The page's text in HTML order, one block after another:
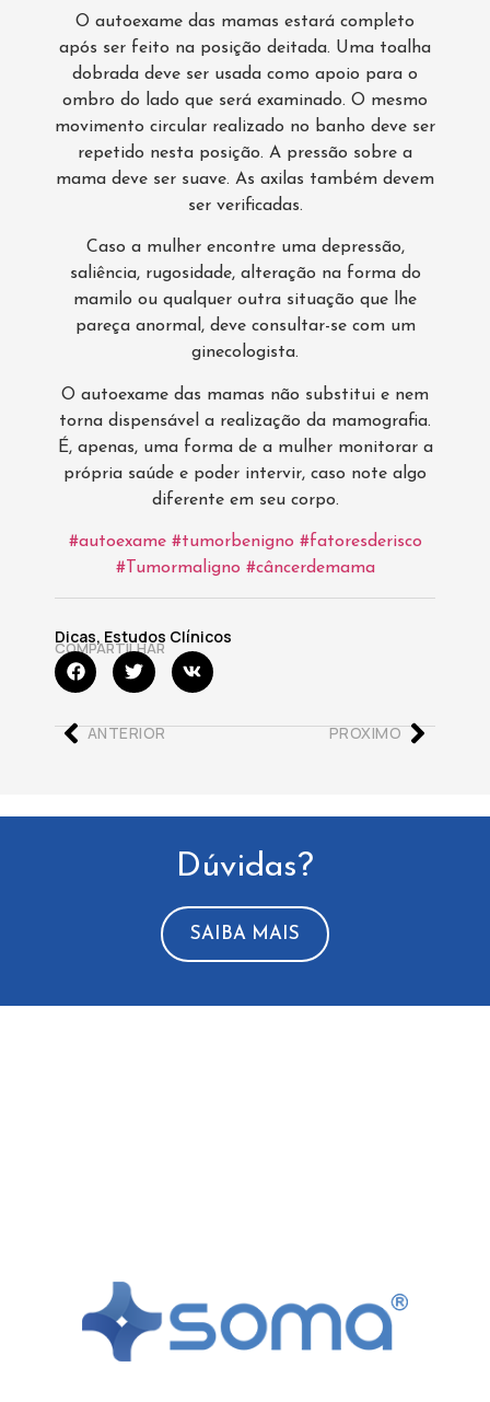
O autoexame das mamas estará completo
após ser feito na posição deitada. Uma toalha
dobrada deve ser usada como apoio para o
ombro do lado que será examinado. O mesmo
movimento circular realizado no banho deve ser
repetido nesta posição. A pressão sobre a
mama deve ser suave. As axilas também devem
ser verificadas.
Caso a mulher encontre uma depressão,
saliência, rugosidade, alteração na forma do
mamilo ou qualquer outra situação que lhe
pareça anormal, deve consultar-se com um
ginecologista.
O autoexame das mamas não substitui e nem
torna dispensável a realização da mamografia.
É, apenas, uma forma de a mulher monitorar a
própria saúde e poder intervir, caso note algo
diferente em seu corpo.
#autoexame #tumorbenigno #fatoresderisco
#Tumormaligno #câncerdemama
Dicas, Estudos Clínicos
COMPARTILHAR
ANTERIOR PROXIMO
Dúvidas?
SAIBA MAIS